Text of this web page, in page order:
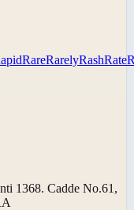
RareRarelyRashRate
1368. Cadde No.61,